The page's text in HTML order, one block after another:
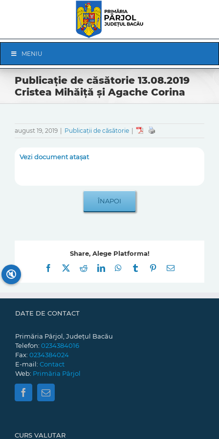
Navigation
MENIU
Publicație de căsătorie 13.08.2019
Cristea Mihăiță și Agache Corina
august 19, 2019 Publicații de căsătorie
Vezi document atașat
Share, Alege Platforma!
Facebook
RedditLinkedInWhatsApp
Tumblr Pinterest
E-
DATE DE CONTACT
Primăria Pârjol, Județul Bacău
Telefon: 0234384016
Fax: 0234384024
E-mail: Contact
Web: Primăria Pârjol
CURS VALUTAR
🔇